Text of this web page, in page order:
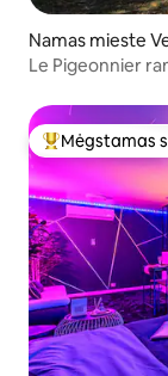
Namas mieste
Le Pigeonnier
Svečių
Mėgstamas